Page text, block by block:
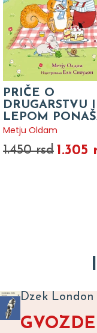
PRIČE O
DRUGARSTVU I
LEPOM
Metju Oldam
1.450 rsd 1.305
Dzek London